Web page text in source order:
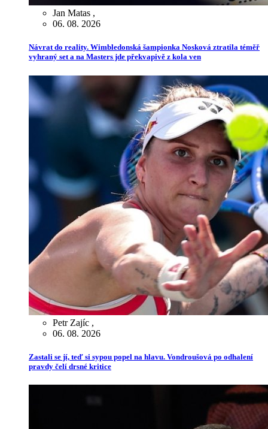
Jan Matas ,
06. 08. 2026
Návrat do reality. Wimbledonská šampionka Nosková ztratila téměř
vyhraný set a na Masters jde překvapivě z kola ven
Petr Zajíc ,
06. 08. 2026
Zastali se jí, teď si sypou popel na hlavu. Vondroušová po odhalení
pravdy čelí drsné kritice